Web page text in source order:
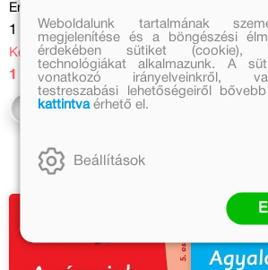
Eredeti ár:
1 999 Ft
Kedvezményes ár:
1 399 Ft
Kosárba
1 199 Ft
Weboldalunk tartalmának
megjelenítése és a böngészési
érdekében sütiket (cookie),
technológiákat alkalmazunk. A
vonatkozó irányelveinkről,
testreszabási lehetőségeiről
kattintvaérhető el.
Beállítások